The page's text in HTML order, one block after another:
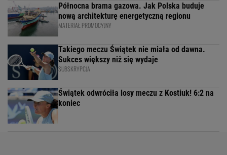
Północna brama gazowa. Jak Polska buduje
nową architekturę energetyczną regionu
MATERIAŁ PROMOCYJNY
Takiego meczu Świątek nie miała od dawna.
Sukces większy niż się wydaje
SUBSKRYPCJA
Świątek odwróciła losy meczu z Kostiuk! 6:2 na
koniec